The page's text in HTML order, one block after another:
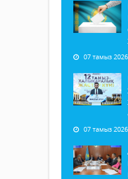
07 тамыз
07 тамыз